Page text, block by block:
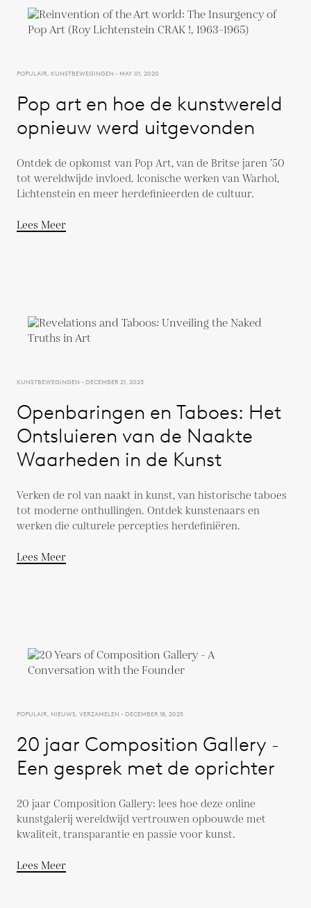
POPULAIR, KUNSTBEWEGINGEN - MAY 01, 2020
Pop art en hoe de kunstwereld
opnieuw werd uitgevonden
Ontdek de opkomst van Pop Art, van de Britse jaren ’50
tot wereldwijde invloed. Iconische werken van Warhol,
Lichtenstein en meer herdefinieerden de cultuur.
Lees Meer
KUNSTBEWEGINGEN - DECEMBER 21, 2023
Openbaringen en Taboes: Het
Ontsluieren van de Naakte
Waarheden in de Kunst
Verken de rol van naakt in kunst, van historische taboes
tot moderne onthullingen. Ontdek kunstenaars en
werken die culturele percepties herdefiniëren.
Lees Meer
POPULAIR, NIEUWS, VERZAMELEN - DECEMBER 18, 2025
20 jaar Composition Gallery -
Een gesprek met de oprichter
20 jaar Composition Gallery: lees hoe deze online
kunstgalerij wereldwijd vertrouwen opbouwde met
kwaliteit, transparantie en passie voor kunst.
Lees Meer